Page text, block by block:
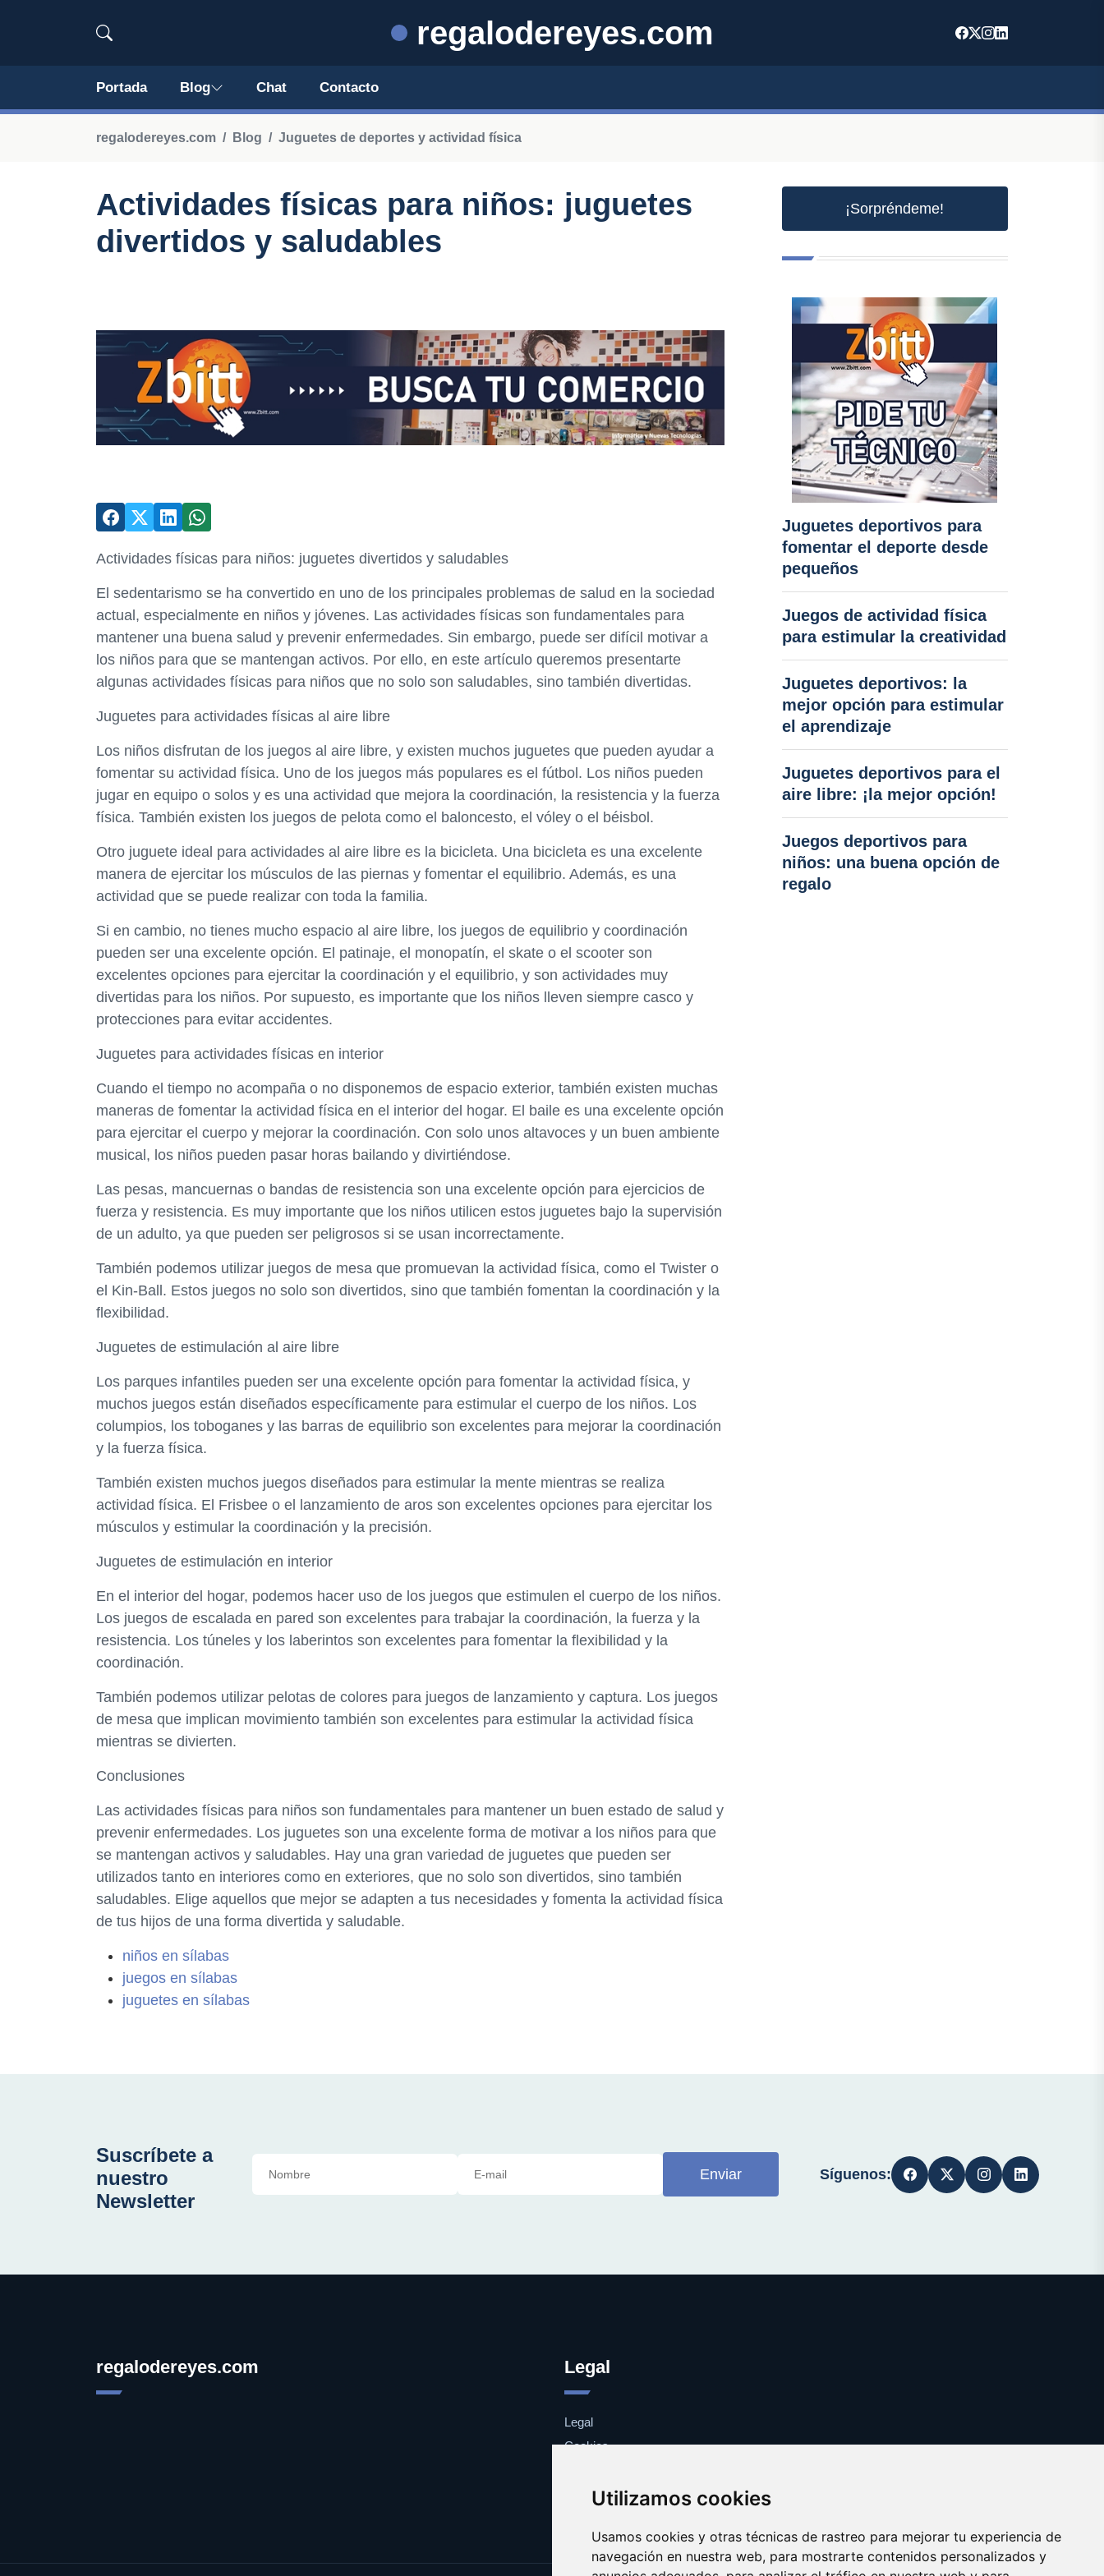
Utilizamos cookies
Usamos cookies y otras técnicas de rastreo para mejorar tu experiencia de
navegación en nuestra web, para mostrarte contenidos personalizados y
regalodereyes.com
Portada Blog Chat Contacto
regalodereyes.com Blog Juguetes de deportes y actividad física
Actividades físicas para niños: juguetes
divertidos y saludables
Actividades físicas para niños: juguetes divertidos y saludables
El sedentarismo se ha convertido en uno de los principales problemas de salud en la sociedad
actual, especialmente en niños y jóvenes. Las actividades físicas son fundamentales para
mantener una buena salud y prevenir enfermedades. Sin embargo, puede ser difícil motivar a
los niños para que se mantengan activos. Por ello, en este artículo queremos presentarte
algunas actividades físicas para niños que no solo son saludables, sino también divertidas.
Juguetes para actividades físicas al aire libre
Los niños disfrutan de los juegos al aire libre, y existen muchos juguetes que pueden ayudar a
fomentar su actividad física. Uno de los juegos más populares es el fútbol. Los niños pueden
jugar en equipo o solos y es una actividad que mejora la coordinación, la resistencia y la fuerza
física. También existen los juegos de pelota como el baloncesto, el vóley o el béisbol.
Otro juguete ideal para actividades al aire libre es la bicicleta. Una bicicleta es una excelente
manera de ejercitar los músculos de las piernas y fomentar el equilibrio. Además, es una
actividad que se puede realizar con toda la familia.
Si en cambio, no tienes mucho espacio al aire libre, los juegos de equilibrio y coordinación
pueden ser una excelente opción. El patinaje, el monopatín, el skate o el scooter son
excelentes opciones para ejercitar la coordinación y el equilibrio, y son actividades muy
divertidas para los niños. Por supuesto, es importante que los niños lleven siempre casco y
protecciones para evitar accidentes.
Juguetes para actividades físicas en interior
Cuando el tiempo no acompaña o no disponemos de espacio exterior, también existen muchas
maneras de fomentar la actividad física en el interior del hogar. El baile es una excelente opción
para ejercitar el cuerpo y mejorar la coordinación. Con solo unos altavoces y un buen ambiente
musical, los niños pueden pasar horas bailando y divirtiéndose.
Las pesas, mancuernas o bandas de resistencia son una excelente opción para ejercicios de
fuerza y resistencia. Es muy importante que los niños utilicen estos juguetes bajo la supervisión
de un adulto, ya que pueden ser peligrosos si se usan incorrectamente.
También podemos utilizar juegos de mesa que promuevan la actividad física, como el Twister o
el Kin-Ball. Estos juegos no solo son divertidos, sino que también fomentan la coordinación y la
flexibilidad.
Juguetes de estimulación al aire libre
Los parques infantiles pueden ser una excelente opción para fomentar la actividad física, y
muchos juegos están diseñados específicamente para estimular el cuerpo de los niños. Los
columpios, los toboganes y las barras de equilibrio son excelentes para mejorar la coordinación
y la fuerza física.
También existen muchos juegos diseñados para estimular la mente mientras se realiza
actividad física. El Frisbee o el lanzamiento de aros son excelentes opciones para ejercitar los
músculos y estimular la coordinación y la precisión.
Juguetes de estimulación en interior
En el interior del hogar, podemos hacer uso de los juegos que estimulen el cuerpo de los niños.
Los juegos de escalada en pared son excelentes para trabajar la coordinación, la fuerza y la
resistencia. Los túneles y los laberintos son excelentes para fomentar la flexibilidad y la
coordinación.
También podemos utilizar pelotas de colores para juegos de lanzamiento y captura. Los juegos
de mesa que implican movimiento también son excelentes para estimular la actividad física
mientras se divierten.
Conclusiones
Las actividades físicas para niños son fundamentales para mantener un buen estado de salud y
prevenir enfermedades. Los juguetes son una excelente forma de motivar a los niños para que
se mantengan activos y saludables. Hay una gran variedad de juguetes que pueden ser
utilizados tanto en interiores como en exteriores, que no solo son divertidos, sino también
saludables. Elige aquellos que mejor se adapten a tus necesidades y fomenta la actividad física
de tus hijos de una forma divertida y saludable.
niños en sílabas
juegos en sílabas
juguetes en sílabas
¡Sorpréndeme!
Juguetes deportivos para
fomentar el deporte desde
pequeños
Juegos de actividad física
para estimular la creatividad
Juguetes deportivos: la
mejor opción para estimular
el aprendizaje
Juguetes deportivos para el
aire libre: ¡la mejor opción!
Juegos deportivos para
niños: una buena opción de
regalo
Suscríbete a
nuestro
Newsletter
Enviar Síguenos:
regalodereyes.com Legal
Legal
Cookies